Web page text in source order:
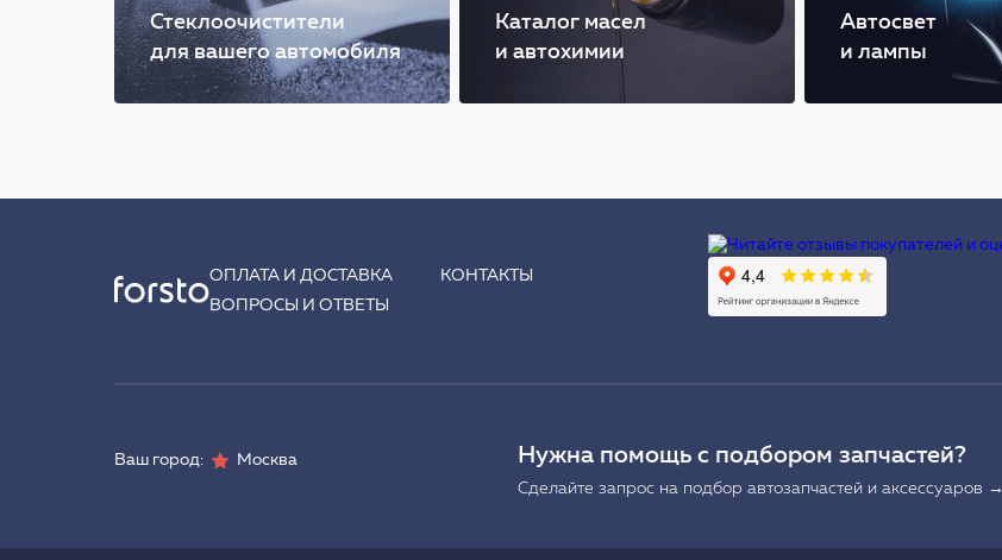
Стеклоочистители
для вашего автомобиля
Каталог масел
и автохимии
Автосвет
и лампы
ОПЛАТА И ДОСТАВКА
КОНТАКТЫ
ВОПРОСЫ И ОТВЕТЫ
Ваш город: Москва Нужна помощь с подбором запчастей?
Сделайте запрос на подбор автозапчастей и аксессуаров →